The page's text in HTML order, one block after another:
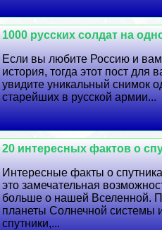
1000 русских солдат на
Если вы любите Россию и
история, тогда этот пост для
увидите уникальный снимок
старейших в русской армии...
20 интересных фактов о
Интересные факты о
это замечательная
больше о нашей Вселенной.
планеты Солнечной системы
спутники,...